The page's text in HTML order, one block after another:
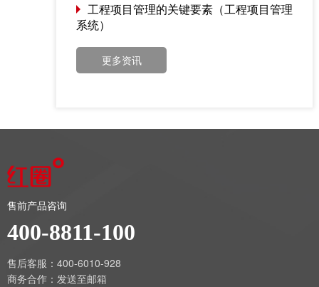
工程项目管理的关键要素（工程项目管理
系统）
更多资讯
售前产品咨询
400-8811-100
售后客服：400-6010-928
商务合作： 发送至邮箱